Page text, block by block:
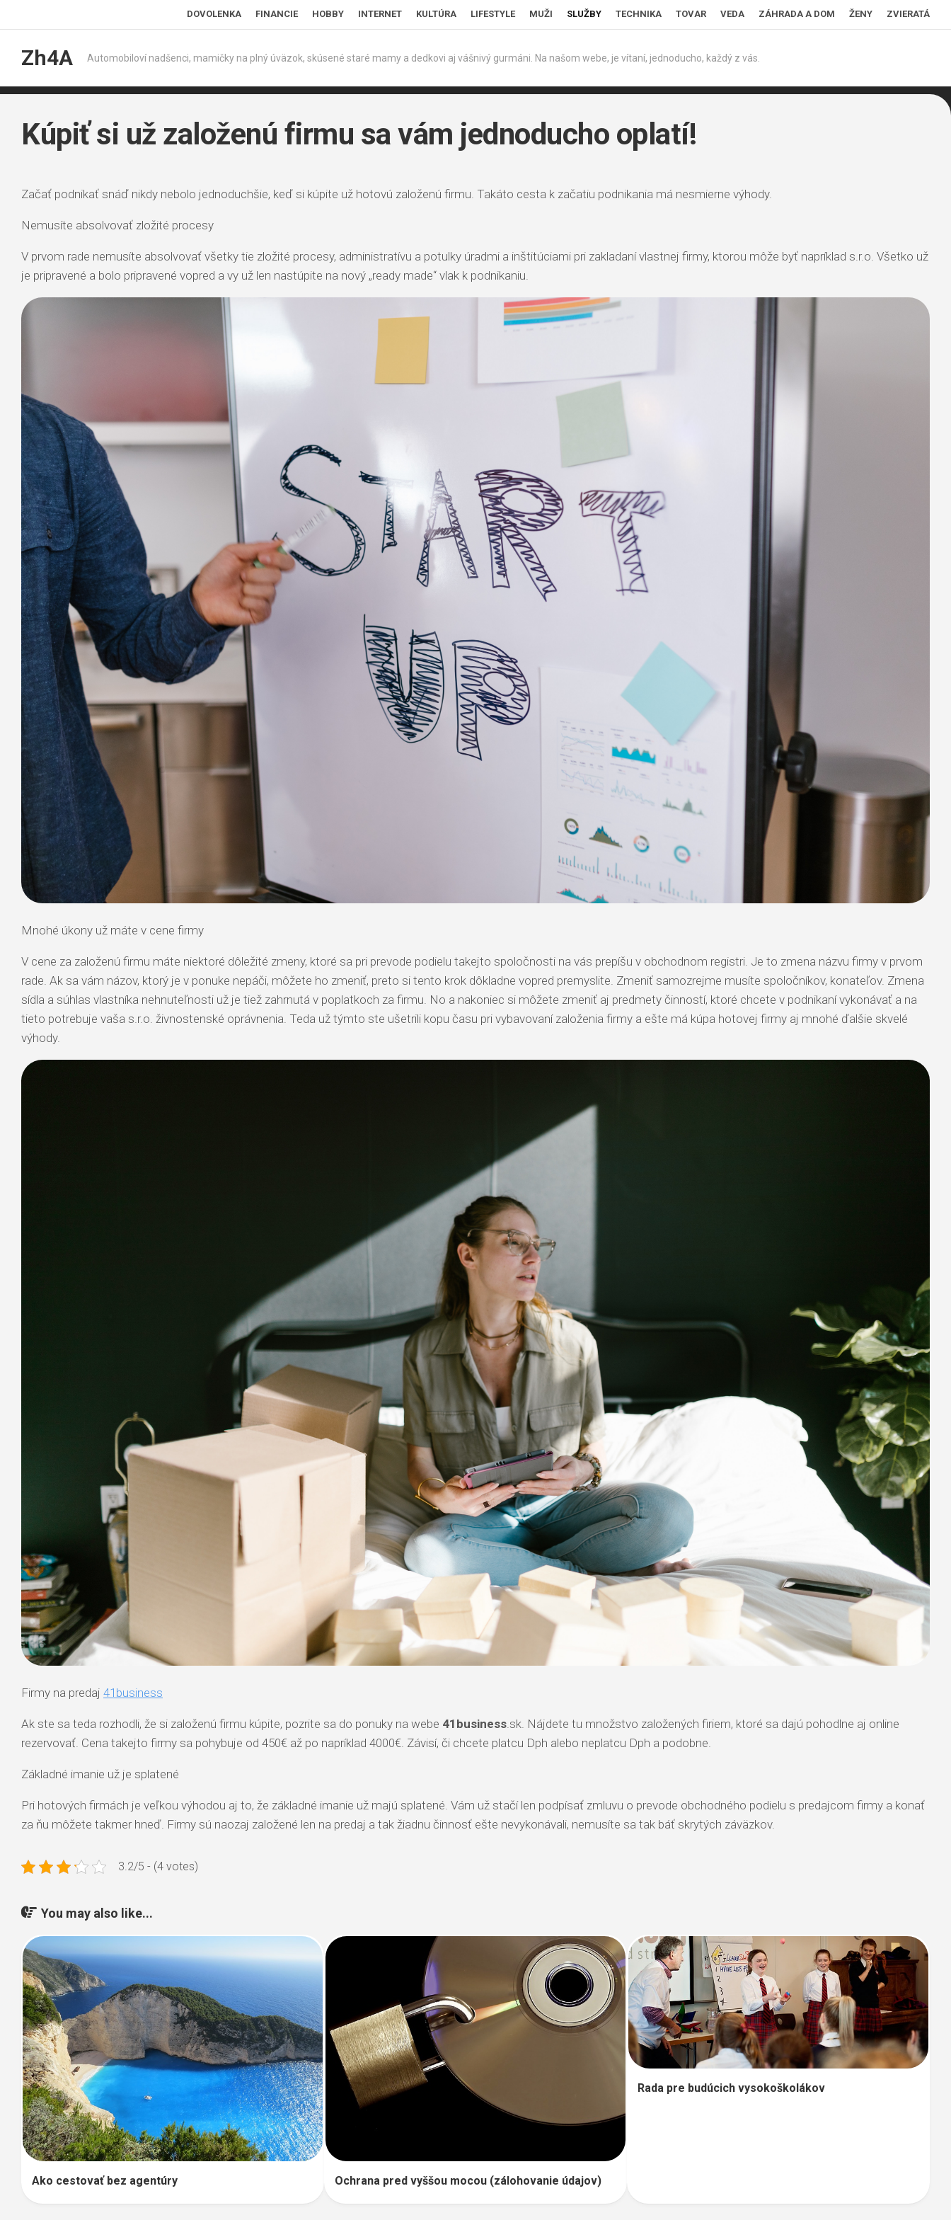
DOVOLENKA FINANCIE HOBBY INTERNET KULTÚRA LIFESTYLE MUŽI SLUŽBY TECHNIKA TOVAR VEDA ZÁHRADA A DOM ŽENY ZVIERATÁ
Zh4A Automobiloví nadšenci, mamičky na plný úväzok, skúsené staré mamy a dedkovi aj vášnivý gurmáni. Na našom webe, je vítaní, jednoducho, každý z vás.
Kúpiť si už založenú firmu sa vám jednoducho oplatí!
Začať podnikať snáď nikdy nebolo jednoduchšie, keď si kúpite už hotovú založenú firmu. Takáto cesta k začatiu podnikania má nesmierne výhody.
Nemusíte absolvovať zložité procesy
V prvom rade nemusíte absolvovať všetky tie zložité procesy, administratívu a potulky úradmi a inštitúciami pri zakladaní vlastnej firmy, ktorou môže byť napríklad s.r.o. Všetko už
je pripravené a bolo pripravené vopred a vy už len nastúpite na nový „ready made“ vlak k podnikaniu.
Mnohé úkony už máte v cene firmy
V cene za založenú firmu máte niektoré dôležité zmeny, ktoré sa pri prevode podielu takejto spoločnosti na vás prepíšu v obchodnom registri. Je to zmena názvu firmy v prvom
rade. Ak sa vám názov, ktorý je v ponuke nepáči, môžete ho zmeniť, preto si tento krok dôkladne vopred premyslite. Zmeniť samozrejme musíte spoločníkov, konateľov. Zmena
sídla a súhlas vlastníka nehnuteľnosti už je tiež zahrnutá v poplatkoch za firmu. No a nakoniec si môžete zmeniť aj predmety činností, ktoré chcete v podnikaní vykonávať a na
tieto potrebuje vaša s.r.o. živnostenské oprávnenia. Teda už týmto ste ušetrili kopu času pri vybavovaní založenia firmy a ešte má kúpa hotovej firmy aj mnohé ďalšie skvelé
výhody.
Firmy na predaj 41business
Ak ste sa teda rozhodli, že si založenú firmu kúpite, pozrite sa do ponuky na webe 41business.sk. Nájdete tu množstvo založených firiem, ktoré sa dajú pohodlne aj online
rezervovať. Cena takejto firmy sa pohybuje od 450€ až po napríklad 4000€. Závisí, či chcete platcu Dph alebo neplatcu Dph a podobne.
Základné imanie už je splatené
Pri hotových firmách je veľkou výhodou aj to, že základné imanie už majú splatené. Vám už stačí len podpísať zmluvu o prevode obchodného podielu s predajcom firmy a konať
za ňu môžete takmer hneď. Firmy sú naozaj založené len na predaj a tak žiadnu činnosť ešte nevykonávali, nemusíte sa tak báť skrytých záväzkov.
3.2/5 - (4 votes)
You may also like...
Ako cestovať bez agentúry Ochrana pred vyššou mocou (zálohovanie údajov)
Rada pre budúcich vysokoškolákov